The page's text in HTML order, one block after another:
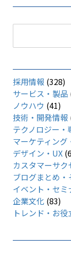
採用情報 (328)
サービス・製品
ノウハウ (41)
技術・開発情報
テクノロジー・
マーケティン
デザイン・UX
カスタマーサ
ブログまとめ・
イベント・セミ
企業文化 (83)
トレンド・お